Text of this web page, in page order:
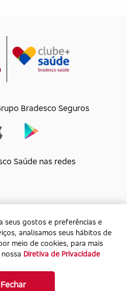
seus gostos e preferências e
analisamos seus hábitos de
meio de cookies, para mais
Diretiva de Privacidade
Fechar
Bradesco Seguros
Saúde nas redes
Saúde S/A
0001-60
Janeiro, 555 - Caju - Rio de
- CEP: 20.931-675
seus gostos e preferências e
analisamos seus hábitos de
meio de cookies, para mais
Diretiva de Privacidade
Fechar